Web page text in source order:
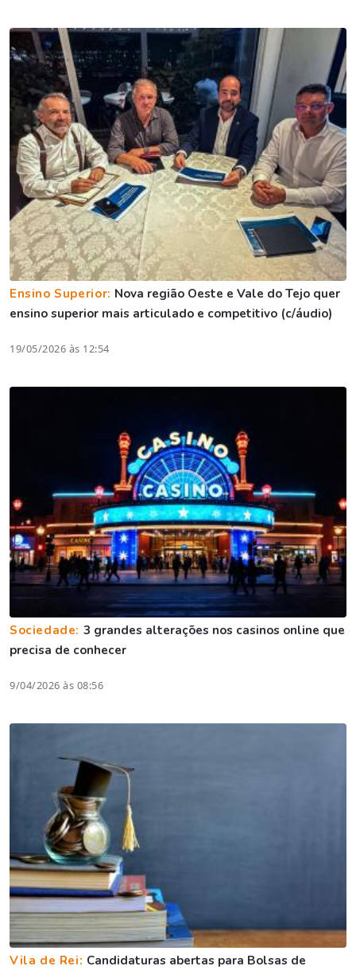
Ensino Superior: Nova região Oeste e Vale do Tejo quer
ensino superior mais articulado e competitivo (c/áudio)
19/05/2026 às 12:54
Sociedade: 3 grandes alterações nos casinos online que
precisa de conhecer
9/04/2026 às 08:56
Vila de Rei: Candidaturas abertas para Bolsas de